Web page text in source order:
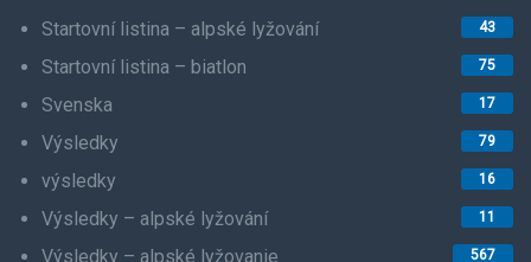
Startovní listina – alpské lyžování 43
Startovní listina – biatlon 75
Svenska 17
Výsledky 79
výsledky 16
Výsledky – alpské lyžování 11
Výsledky – alpské lyžovanie 567